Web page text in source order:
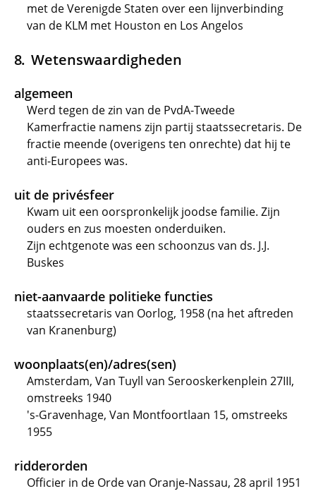
met de Verenigde Staten over een lijnverbinding
van de KLM met Houston en Los Angelos
Wetenswaardigheden
algemeen
Werd tegen de zin van de PvdA-Tweede
Kamerfractie namens zijn partij staatssecretaris. De
fractie meende (overigens ten onrechte) dat hij te
anti-Europees was.
uit de privésfeer
Kwam uit een oorspronkelijk joodse familie. Zijn
ouders en zus moesten onderduiken.
Zijn echtgenote was een schoonzus van ds. J.J.
Buskes
niet-aanvaarde politieke functies
staatssecretaris van Oorlog, 1958 (na het aftreden
van Kranenburg)
woonplaats(en)/adres(sen)
Amsterdam, Van Tuyll van Serooskerkenplein 27III,
omstreeks 1940
's-Gravenhage, Van Montfoortlaan 15, omstreeks
1955
ridderorden
Officier in de Orde van Oranje-Nassau, 28 april 1951